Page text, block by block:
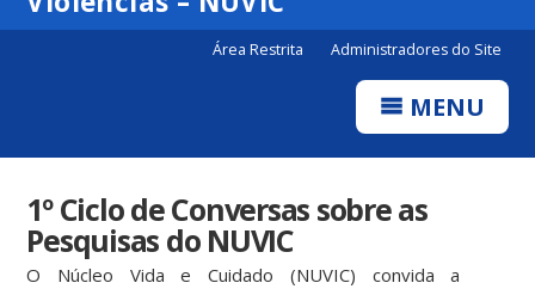
Área Restrita Administradores do Site
MENU
1º Ciclo de Conversas sobre as
Pesquisas do NUVIC
O Núcleo Vida e Cuidado (NUVIC) convida a